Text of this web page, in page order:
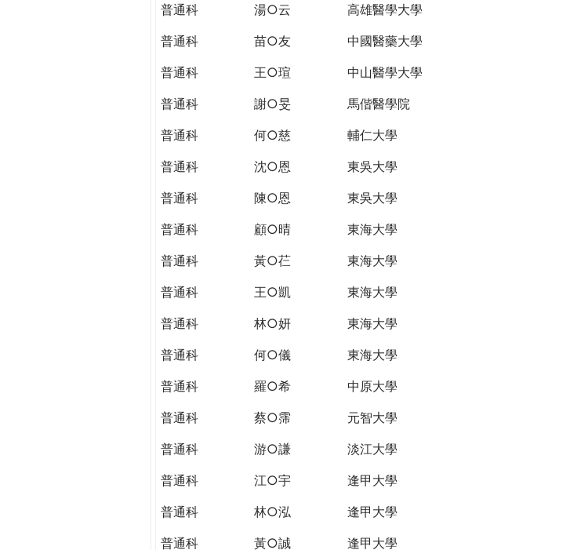
普通科
湯○云 高雄醫學大學
普通科
苗○友 中國醫藥大學
普通科
王○瑄 中山醫學大學
普通科
謝○旻 馬偕醫學院
普通科
何○慈 輔仁大學
普通科
沈○恩 東吳大學
普通科
陳○恩 東吳大學
普通科
顧○晴 東海大學
普通科
黃○芢 東海大學
普通科
王○凱 東海大學
普通科
林○妍 東海大學
普通科
何○儀 東海大學
普通科
羅○希 中原大學
普通科
蔡○霈 元智大學
普通科
游○謙 淡江大學
普通科
江○宇 逢甲大學
普通科
林○泓 逢甲大學
普通科
黃○誠 逢甲大學